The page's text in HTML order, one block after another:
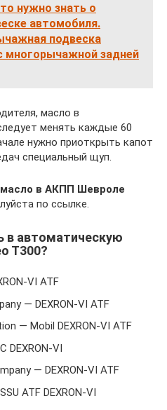
нужно знать о
автомобиля.
подвеска
многорычажной задней
масло в
менять каждые 60
нужно приоткрыть капот
специальный щуп.
в АКПП Шевроле
по ссылке.
в автоматическую
T300?
VI ATF
— DEXRON-VI ATF
— Mobil DEXRON-VI ATF
DEXRON-VI
— DEXRON-VI ATF
ATF DEXRON-VI